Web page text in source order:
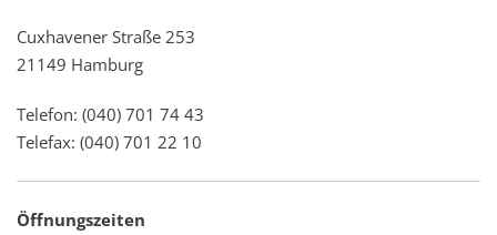
Cuxhavener Straße 253
21149 Hamburg
Telefon: (040) 701 74 43
Telefax: (040) 701 22 10
Öffnungszeiten